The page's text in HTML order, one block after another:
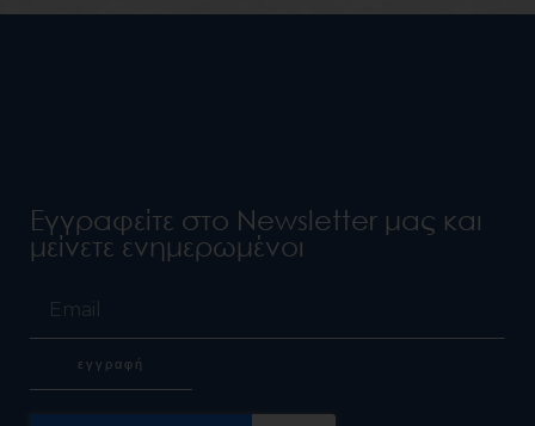
Εγγραφείτε στο Newsletter μας και
μείνετε ενημερωμένοι
εγγραφή